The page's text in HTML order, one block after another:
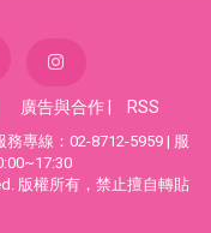
廣告與合作 RSS
專線：02-8712-5959 | 服
版權所有，禁止擅自轉貼